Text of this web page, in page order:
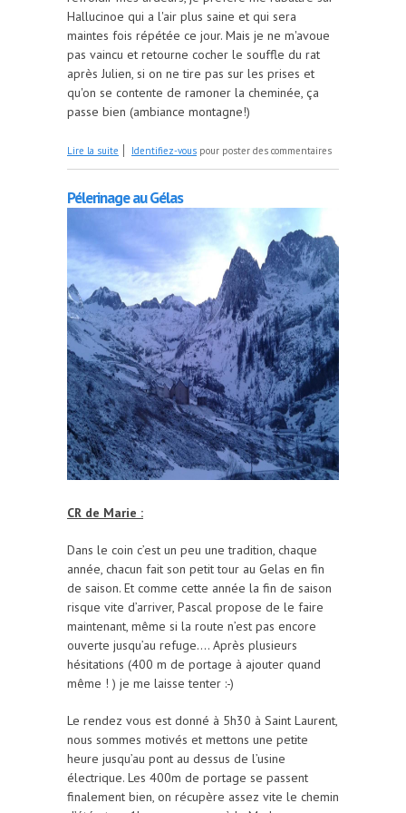
Hallucinoe qui a l'air plus saine et qui sera
maintes fois répétée ce jour. Mais je ne m'avoue
pas vaincu et retourne cocher le souffle du rat
après Julien, si on ne tire pas sur les prises et
qu'on se contente de ramoner la cheminée, ça
passe bien (ambiance montagne!)
Lire la suite de Rocher de Bayonne
Identifiez-vous pour poster des commentaires
Pélerinage au Gélas
CR de Marie :
Dans le coin c’est un peu une tradition, chaque
année, chacun fait son petit tour au Gelas en fin
de saison. Et comme cette année la fin de saison
risque vite d’arriver, Pascal propose de le faire
maintenant, même si la route n’est pas encore
ouverte jusqu’au refuge…. Après plusieurs
hésitations (400 m de portage à ajouter quand
même ! ) je me laisse tenter :-)
Le rendez vous est donné à 5h30 à Saint Laurent,
nous sommes motivés et mettons une petite
heure jusqu’au pont au dessus de l’usine
électrique. Les 400m de portage se passent
finalement bien, on récupère assez vite le chemin